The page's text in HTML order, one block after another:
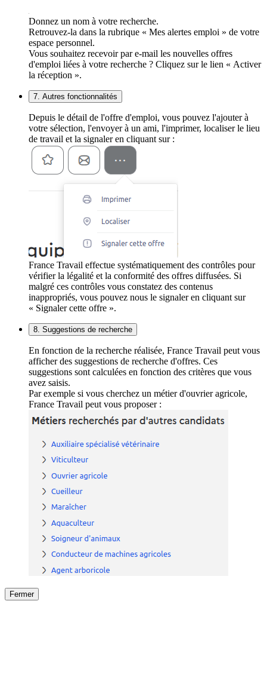
Donnez un nom à votre recherche.
Retrouvez-la dans la rubrique « Mes alertes emploi » de votre
espace personnel.
Vous souhaitez recevoir par e-mail les nouvelles offres
d'emploi liées à votre recherche ? Cliquez sur le lien « Activer
la réception ».
7. Autres fonctionnalités
Depuis le détail de l'offre d'emploi, vous pouvez l'ajouter à
votre sélection, l'envoyer à un ami, l'imprimer, localiser le lieu
de travail et la signaler en cliquant sur :
France Travail effectue systématiquement des contrôles pour
vérifier la légalité et la conformité des offres diffusées. Si
malgré ces contrôles vous constatez des contenus
inappropriés, vous pouvez nous le signaler en cliquant sur
« Signaler cette offre ».
8. Suggestions de recherche
En fonction de la recherche réalisée, France Travail peut vous
afficher des suggestions de recherche d'offres. Ces
suggestions sont calculées en fonction des critères que vous
avez saisis.
Par exemple si vous cherchez un métier d'ouvrier agricole,
France Travail peut vous proposer :
Fermer